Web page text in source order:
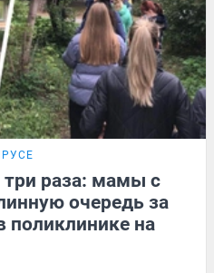
раза: мамы с
очередь за
поликлинике на